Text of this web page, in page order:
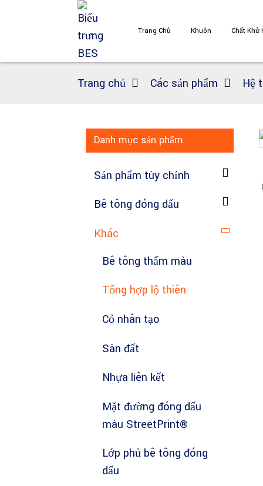
Trang Chủ Khuôn Chất Khử
Trang chủ Các sản phẩm Hệ
Danh mục sản phẩm
Sản phẩm tùy chỉnh
Bê tông đóng dấu
Khác
Bê tông thấm màu
Tổng hợp lộ thiên
Cỏ nhân tạo
Sàn đất
Nhựa liên kết
Mặt đường đóng dấu
màu StreetPrint®
Lớp phủ bê tông đóng
dấu
Loading...
Loading...